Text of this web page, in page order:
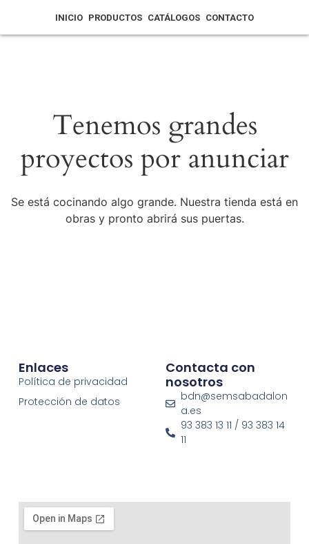
INICIO PRODUCTOS CATÁLOGOS CONTACTO
Tenemos grandes
proyectos por anunciar
Se está cocinando algo grande. Nuestra tienda está en
obras y pronto abrirá sus puertas.
Enlaces
Política de privacidad
Protección de datos
Contacta con
nosotros
bdn@semsabadalon
a.es
93 383 13 11 / 93 383 14
11